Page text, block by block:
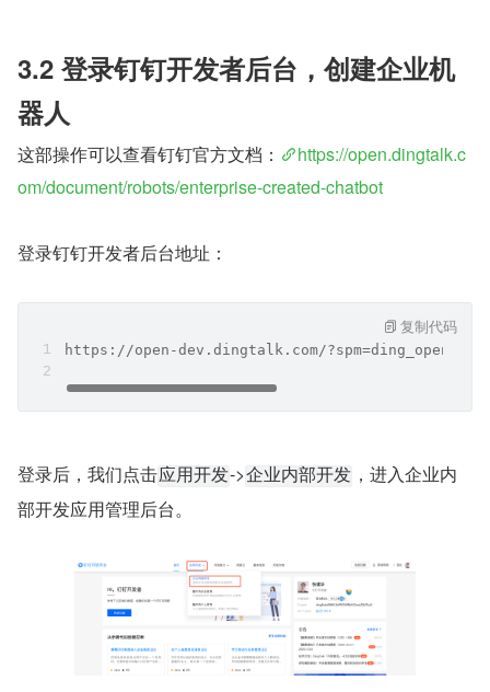
3.2 登录钉钉开发者后台，创建企业机
器人
这部操作可以查看钉钉官方文档：
https://open.dingtalk.c
om/document/robots/enterprise-created-chatbot
登录钉钉开发者后台地址：
https://open-dev.dingtalk.com/
复制代码
登录后，我们点击应用开发->企业内部开发 ，进入企业内
部开发应用管理后台。